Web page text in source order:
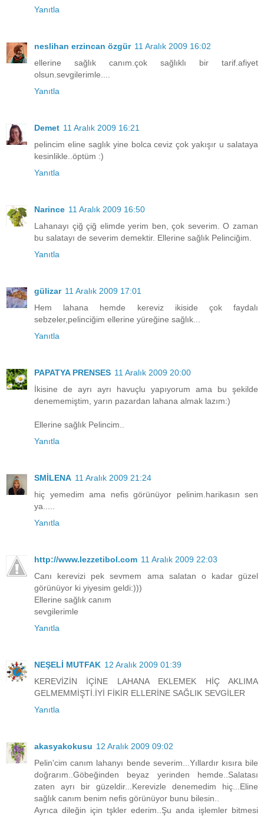
Yanıtla
neslihan erzincan özgür 11 Aralık 2009 16:02
ellerine sağlık canım.çok sağlıklı bir tarif.afiyet
olsun.sevgilerimle....
Yanıtla
Demet 11 Aralık 2009 16:21
pelincim eline saglık yine bolca ceviz çok yakışır u salataya
kesinlikle..öptüm :)
Yanıtla
Narince 11 Aralık 2009 16:50
Lahanayı çiğ çiğ elimde yerim ben, çok severim. O zaman
bu salatayı de severim demektir. Ellerine sağlık Pelinciğim.
Yanıtla
gülizar 11 Aralık 2009 17:01
Hem lahana hemde kereviz ikiside çok faydalı
sebzeler,pelinciğim ellerine yüreğine sağlık...
Yanıtla
PAPATYA PRENSES 11 Aralık 2009 20:00
İkisine de ayrı ayrı havuçlu yapıyorum ama bu şekilde
denememiştim, yarın pazardan lahana almak lazım:)
Ellerine sağlık Pelincim..
Yanıtla
SMİLENA 11 Aralık 2009 21:24
hiç yemedim ama nefis görünüyor pelinim.harikasın sen
ya.....
Yanıtla
http://www.lezzetibol.com 11 Aralık 2009 22:03
Canı kerevizi pek sevmem ama salatan o kadar güzel
görünüyor ki yiyesim geldi:)))
Ellerine sağlık canım
sevgilerimle
Yanıtla
NEŞELİ MUTFAK 12 Aralık 2009 01:39
KEREVİZİN İÇİNE LAHANA EKLEMEK HİÇ AKLIMA
GELMEMMİŞTİ.İYİ FİKİR ELLERİNE SAĞLIK SEVGİLER
Yanıtla
akasyakokusu 12 Aralık 2009 09:02
Pelin'cim canım lahanyı bende severim...Yıllardır kısıra bile
doğrarım..Göbeğinden beyaz yerinden hemde..Salatası
zaten ayrı bir güzeldir...Kerevizle denemedim hiç...Eline
sağlık canım benim nefis görünüyor bunu bilesin..
Ayrıca dileğin için tşkler ederim..Şu anda işlemler bitmesi